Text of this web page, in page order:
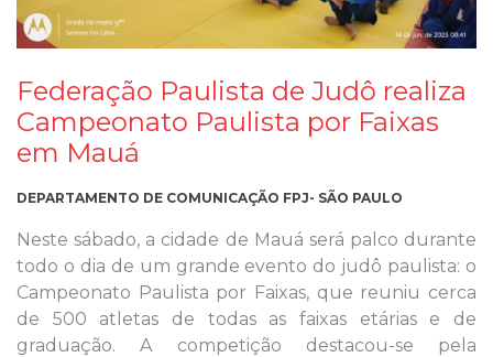
Federação Paulista de Judô realiza
Campeonato Paulista por Faixas
em Mauá
DEPARTAMENTO DE COMUNICAÇÃO FPJ- SÃO PAULO
Neste sábado, a cidade de Mauá será palco durante
todo o dia de um grande evento do judô paulista: o
Campeonato Paulista por Faixas, que reuniu cerca
de 500 atletas de todas as faixas etárias e de
graduação. A competição destacou-se pela